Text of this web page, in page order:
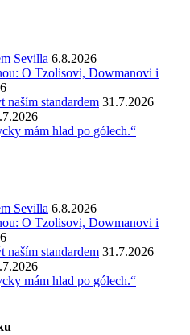
Sevilla 6.8.2026
O Tzolisovi, Dowmanovi i
naším standardem 31.7.2026
mám hlad po gólech.“
Sevilla 6.8.2026
O Tzolisovi, Dowmanovi i
naším standardem 31.7.2026
mám hlad po gólech.“